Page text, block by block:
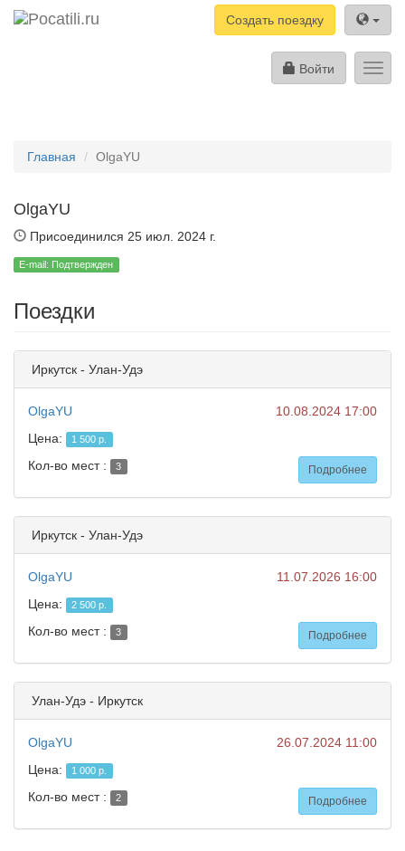
Создать поездку
Войти
Главная OlgaYU
OlgaYU
Присоединился 25 июл. 2024 г.
E-mail: Подтвержден
Поездки
Иркутск - Улан-Удэ
OlgaYU
10.08.2024 17:00
Цена:
1 500 р.
Кол-во мест : 3 Подробнее
Иркутск - Улан-Удэ
OlgaYU
11.07.2026 16:00
Цена:
2 500 р.
Кол-во мест : 3 Подробнее
Улан-Удэ - Иркутск
OlgaYU
26.07.2024 11:00
Цена:
1 000 р.
Кол-во мест : 2 Подробнее